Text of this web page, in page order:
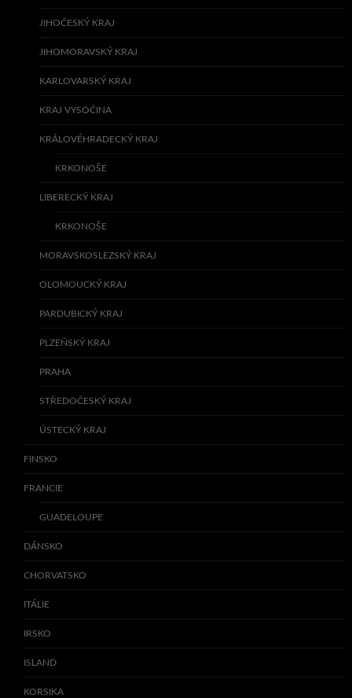
JIHOČESKÝ KRAJ
JIHOMORAVSKÝ KRAJ
KARLOVARSKÝ KRAJ
KRAJ VYSOČINA
KRÁLOVÉHRADECKÝ KRAJ
KRKONOŠE
LIBERECKÝ KRAJ
KRKONOŠE
MORAVSKOSLEZSKÝ KRAJ
OLOMOUCKÝ KRAJ
PARDUBICKÝ KRAJ
PLZEŇSKÝ KRAJ
PRAHA
STŘEDOČESKÝ KRAJ
ÚSTECKÝ KRAJ
FINSKO
FRANCIE
GUADELOUPE
DÁNSKO
CHORVATSKO
ITÁLIE
IRSKO
ISLAND
KORSIKA